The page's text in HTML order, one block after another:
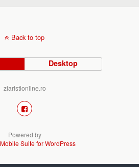
Back to top
Desktop
ziaristionline.ro
Powered by
Suite for WordPress